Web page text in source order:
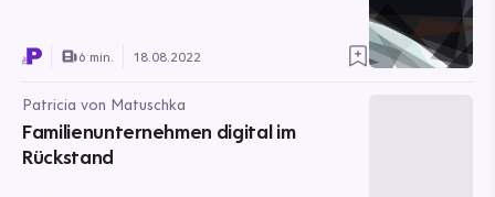
6 min. 18.08.2022
Patricia von Matuschka
Familienunternehmen digital im
Rückstand